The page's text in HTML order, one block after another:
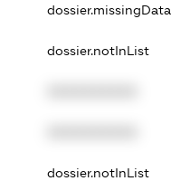
dossier.missingData
dossier.notInList
dossier.notInList